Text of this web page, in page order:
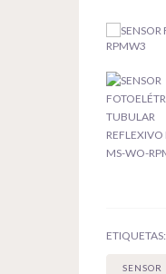
ETIQUETAS:
SENSOR